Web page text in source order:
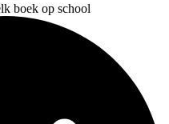
boek op school